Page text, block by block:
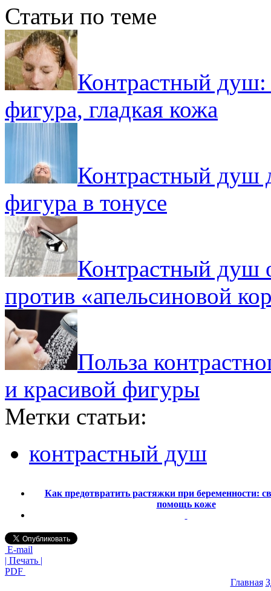
Статьи по теме
Контрастный душ:
фигура, гладкая кожа
Контрастный душ
фигура в тонусе
Контрастный душ
против «апельсиновой
Польза
и красивой фигуры
Метки статьи:
контрастный душ
Как предотвратить растяжки при беременности:
помощь коже
E-mail
| Печать |
PDF
Главная